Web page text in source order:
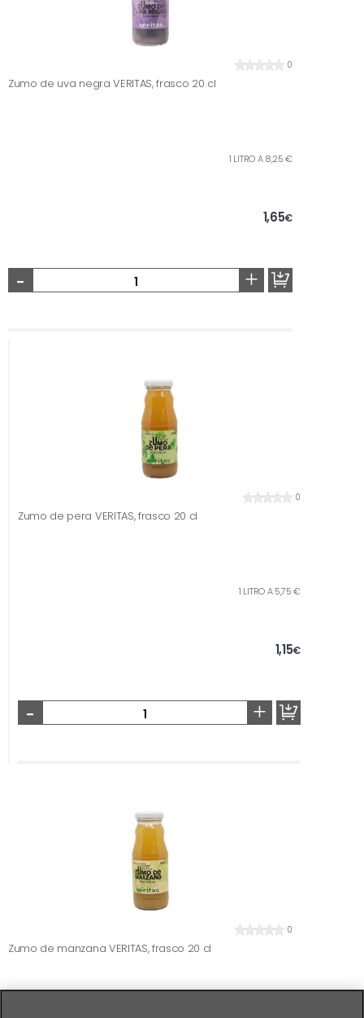
0
Zumo de uva negra VERITAS, frasco 20 cl
1 LITRO A 8,25 €
1,65€
- +
0
Zumo de pera VERITAS, frasco 20 cl
1 LITRO A 5,75 €
1,15€
- +
0
Zumo de manzana VERITAS, frasco 20 cl